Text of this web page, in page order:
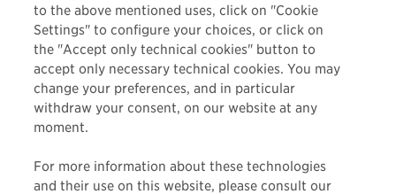
MAUIJIM.COM
GESTIONE DEI DIRITTI DEI DATI
PRIVACY RIGHTS
to the above mentioned uses, click on "Cookie
Settings" to configure your choices, or click on
the "Accept only technical cookies" button to
accept only necessary technical cookies. You may
change your preferences, and in particular
withdraw your consent, on our website at any
moment.
For more information about these technologies
and their use on this website, please consult our